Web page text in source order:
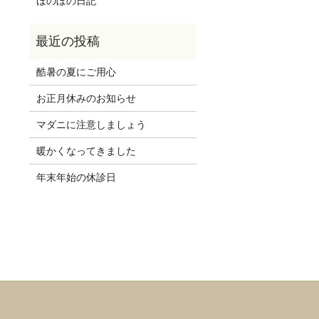
酷暑の夏にご用心
お正月休みのお知らせ
マダニに注意しましょう
暖かくなってきました
年末年始の休診日